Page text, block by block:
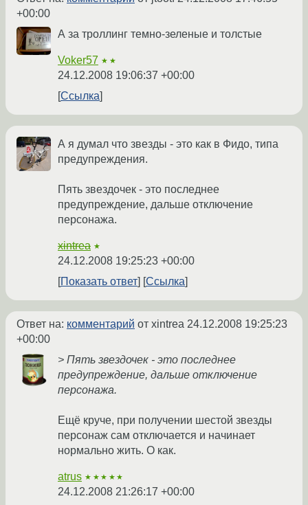
+00:00
А за троллинг темно-зеленые и толстые
Voker57 ★★
24.12.2008 19:06:37 +00:00
Ссылка
А я думал что звезды - это как в Фидо, типа
предупреждения.
Пять звездочек - это последнее
предупреждение, дальше отключение
персонажа.
xintrea ★
24.12.2008 19:25:23 +00:00
Показать ответ
Ссылка
Ответ на: комментарий от xintrea 24.12.2008 19:25:23
+00:00
> Пять звездочек - это последнее
предупреждение, дальше отключение
персонажа.
Ещё круче, при получении шестой звезды
персонаж сам отключается и начинает
нормально жить. О как.
atrus ★★★★★
24.12.2008 21:26:17 +00:00